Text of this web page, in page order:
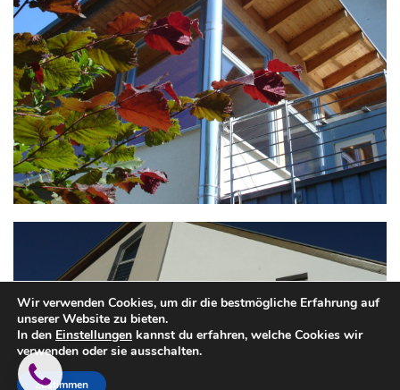
Wir verwenden Cookies, um dir die bestmögliche Erfahrung auf
unserer Website zu bieten.
In den Einstellungen kannst du erfahren, welche Cookies wir
verwenden oder sie ausschalten.
Zustimmen